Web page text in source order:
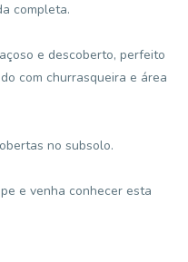
completa.
e descoberto, perfeito
com churrasqueira e área
no subsolo.
e venha conhecer esta